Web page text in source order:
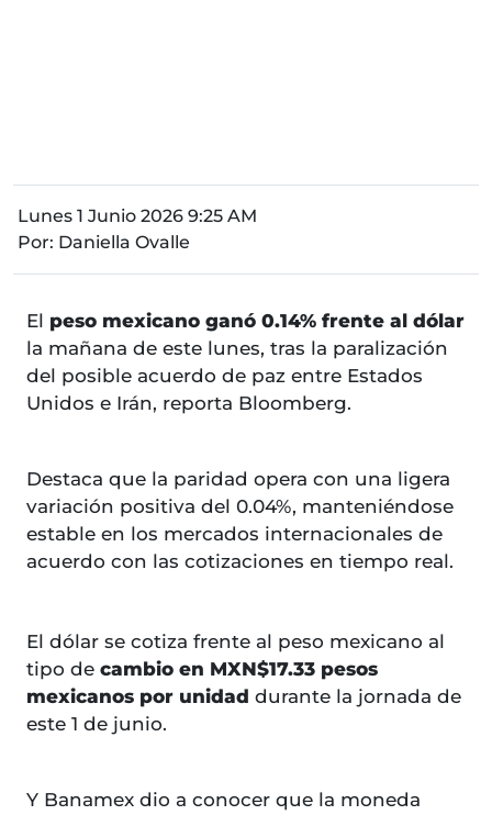
Lunes 1 Junio 2026 9:25 AM
Por: Daniella Ovalle
El peso mexicano ganó 0.14% frente al dólar
la mañana de este lunes, tras la paralización
del posible acuerdo de paz entre Estados
Unidos e Irán, reporta Bloomberg.
Destaca que la paridad opera con una ligera
variación positiva del 0.04%, manteniéndose
estable en los mercados internacionales de
acuerdo con las cotizaciones en tiempo real.
El dólar se cotiza frente al peso mexicano al
tipo de cambio en MXN$17.33 pesos
mexicanos por unidad durante la jornada de
este 1 de junio.
Y Banamex dio a conocer que la moneda